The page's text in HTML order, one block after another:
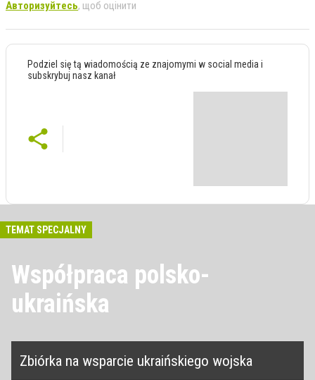
Авторизуйтесь, щоб оцінити
Podziel się tą wiadomością ze znajomymi w social media i
subskrybuj nasz kanał
TEMAT SPECJALNY
Współpraca polsko-
ukraińska
Zbiórka na wsparcie ukraińskiego wojska